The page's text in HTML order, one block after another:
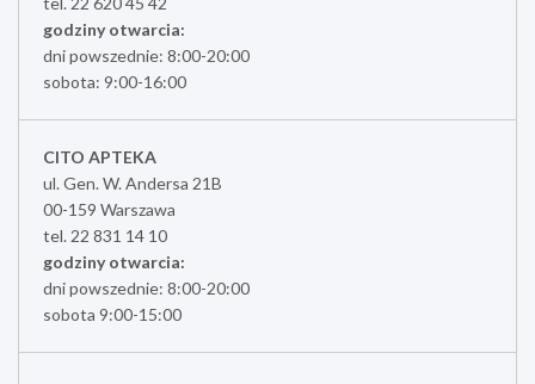
godziny otwarcia:
dni powszednie: 8:00-20:00
sobota: 9:00-16:00
CITO APTEKA
ul. Gen. W. Andersa 21B
00-159 Warszawa
tel. 22 831 14 10
godziny otwarcia:
dni powszednie: 8:00-20:00
sobota 9:00-15:00